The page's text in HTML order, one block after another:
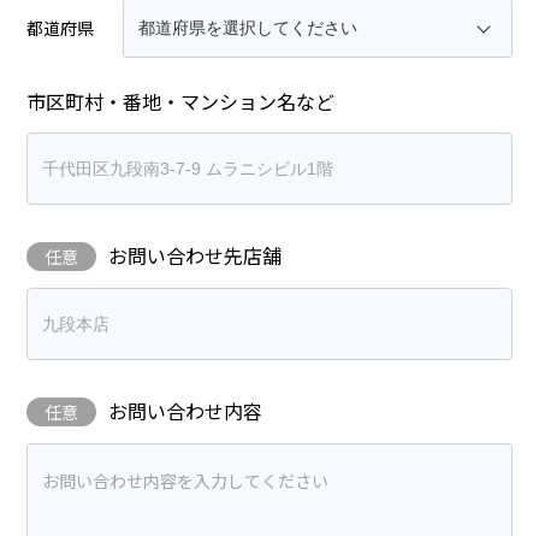
都道府県
市区町村・番地・マンション名など
任意 お問い合わせ先店舗
任意 お問い合わせ内容